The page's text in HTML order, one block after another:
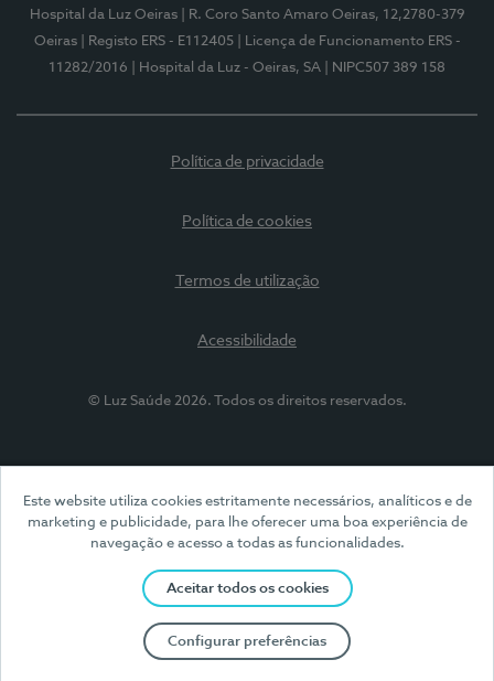
Este website utiliza cookies estritamente necessários, analíticos e de
marketing e publicidade, para lhe oferecer uma boa experiência de
navegação e acesso a todas as funcionalidades.
Aceitar todos os cookies
Configurar preferências
Hospital da Luz Oeiras
| R. Coro Santo Amaro Oeiras, 12,2780-379
Oeiras
| Registo ERS - E112405
| Licença de Funcionamento ERS -
11282/2016
| Hospital da Luz - Oeiras, SA | NIPC507 389 158
Política de privacidade
Política de cookies
Termos de utilização
Acessibilidade
© Luz Saúde 2026. Todos os direitos reservados.